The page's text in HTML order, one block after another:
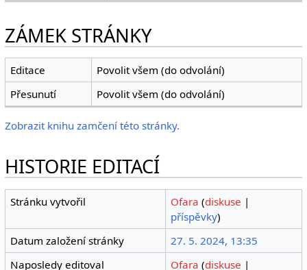
ZÁMEK STRÁNKY
Editace
Povolit všem (do odvolání)
Přesunutí
Povolit všem (do odvolání)
Zobrazit knihu zamčení této stránky.
HISTORIE EDITACÍ
Stránku vytvořil Ofara (diskuse |
příspěvky)
Datum založení stránky
27. 5. 2024, 13:35
Naposledy editoval
Ofara (diskuse |